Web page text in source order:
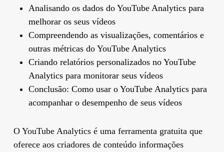
Analisando os dados do YouTube Analytics para
melhorar os seus vídeos
Compreendendo as visualizações, comentários e
outras métricas do YouTube Analytics
Criando relatórios personalizados no YouTube
Analytics para monitorar seus vídeos
Conclusão: Como usar o YouTube Analytics para
acompanhar o desempenho de seus vídeos
O YouTube Analytics é uma ferramenta gratuita que
oferece aos criadores de conteúdo informações